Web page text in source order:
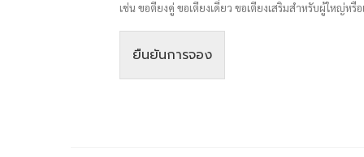
เช่น ขอตียงคู่ ขอเตียงเดี่ยว ขอเตียงเสริมสำหรับผู้ใหญ่หรื
ยืนยันการจอง